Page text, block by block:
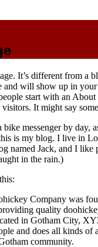
It’s different from a
and will show up in
start with an About
It might say
bike messenger by day,
is my blog. I live in
named Jack, and I like
in the rain.)
Company was
quality
in Gotham City,
and does all kinds of
community.